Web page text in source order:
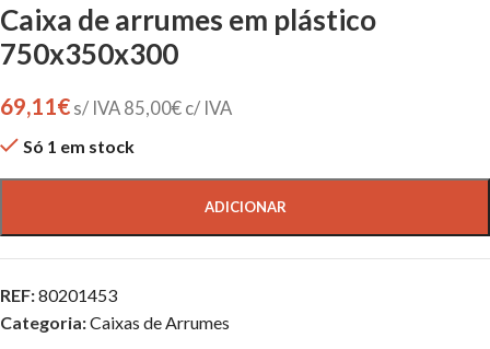
Caixa de arrumes em plástico
750x350x300
69,11€ s/ IVA 85,00€ c/ IVA
Só 1 em stock
ADICIONAR
REF:80201453
Categoria:Caixas de Arrumes